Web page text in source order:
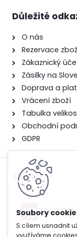
S cílem usnadnit
Důležité
O nás
Rezervace
Zákaznický
Zásilky na
Doprava a
Vrácení zboží
Tabulka
Obchodní
GDPR
Služby